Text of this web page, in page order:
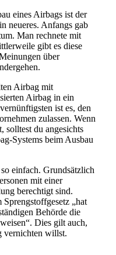
eines Airbags ist der
neueres. Anfangs gab
Man rechnete mit
gibt es diese
über
Airbag mit
Airbag in ein
ist es, den
zulassen. Wenn
solltest du angesichts
Systems beim Ausbau
einfach. Grundsätzlich
mit einer
berechtigt sind.
„hat
Behörde die
Dies gilt auch,
vernichten willst.